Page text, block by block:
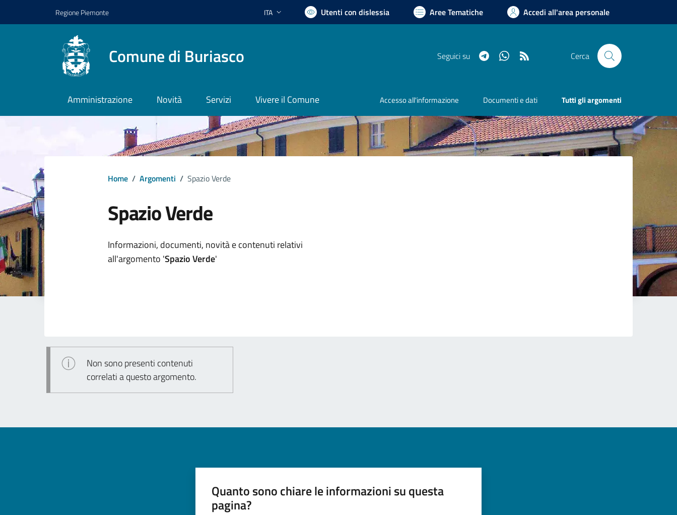
Regione Piemonte Lingua attiva:
ITA Utenti con dislessia Aree Tematiche Accedi all'area personale
Comune di Buriasco Seguici su TelegramWhatsapp Cerca
Amministrazione Novità Servizi Vivere il Comune Accesso all'informazione Documenti e dati Tutti gli argomenti
Home / Argomenti / Spazio Verde
Spazio Verde
Dettagli argomento
Informazioni, documenti, novità e contenuti relativi
all'argomento 'Spazio Verde'
Non sono presenti contenuti
correlati a questo argomento.
Quanto sono chiare le informazioni su questa
pagina?